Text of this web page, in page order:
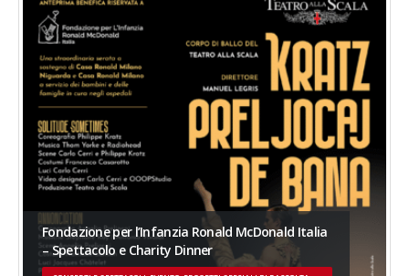
Fondazione per l’Infanzia Ronald McDonald Italia
– Spettacolo e Charity Dinner